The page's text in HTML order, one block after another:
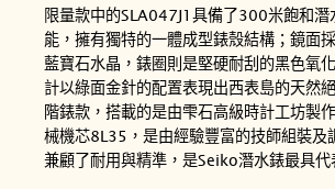
限量款中的SLA047J1具備了300米飽和潛
能，擁有獨特的一體成型錶殼結構；鏡面
藍寶石水晶，錶圈則是堅硬耐刮的黑色氧
計以綠面金針的配置表現出西表島的天然
階錶款，搭載的是由雫石高級時計工坊製
械機芯8L35，是由經驗豐富的技師組裝及
兼顧了耐用與精準，是Seiko潛水錶最具代